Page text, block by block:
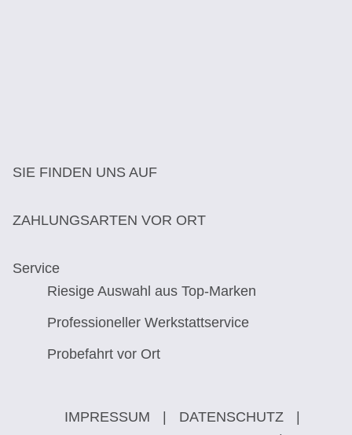
SIE FINDEN UNS AUF
ZAHLUNGSARTEN VOR ORT
Service
Riesige Auswahl aus Top-Marken
Professioneller Werkstattservice
Probefahrt vor Ort
IMPRESSUM DATENSCHUTZ